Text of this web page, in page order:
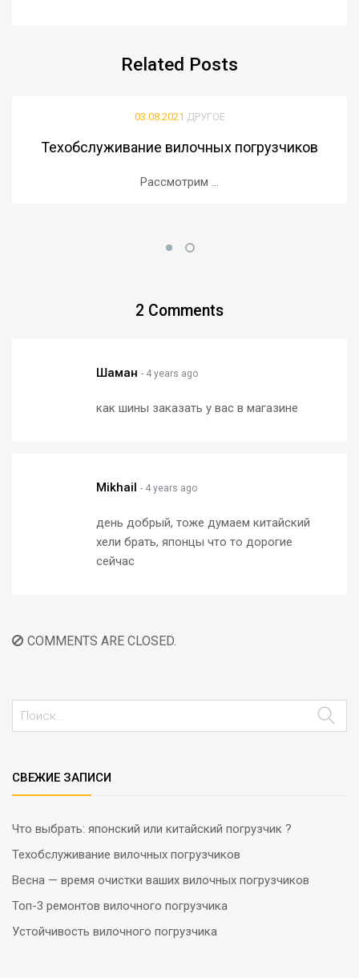
Related Posts
03.08.2021 ДРУГОЕ
Техобслуживание вилочных погрузчиков
Рассмотрим ...
2 Comments
Шаман - 4 years ago
как шины заказать у вас в магазине
Mikhail - 4 years ago
день добрый, тоже думаем китайский
хели брать, японцы что то дорогие
сейчас
COMMENTS ARE CLOSED.
СВЕЖИЕ ЗАПИСИ
Что выбрать: японский или китайский погрузчик ?
Техобслуживание вилочных погрузчиков
Весна — время очистки ваших вилочных погрузчиков
Топ-3 ремонтов вилочного погрузчика
Устойчивость вилочного погрузчика